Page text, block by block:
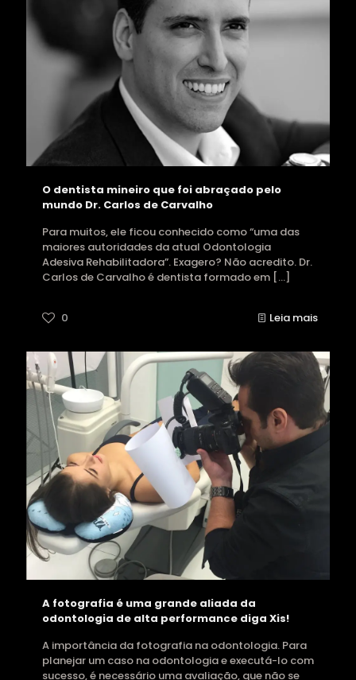
O dentista mineiro que foi abraçado pelo
mundo Dr. Carlos de Carvalho
Para muitos, ele ficou conhecido como “uma das
maiores autoridades da atual Odontologia
Adesiva Rehabilitadora”. Exagero? Não acredito. Dr.
Carlos de Carvalho é dentista formado em […]
0 Leia mais
A fotografia é uma grande aliada da
odontologia de alta performance diga Xis!
A importância da fotografia na odontologia. Para
planejar um caso na odontologia e executá-lo com
sucesso, é necessário uma avaliação, que não se